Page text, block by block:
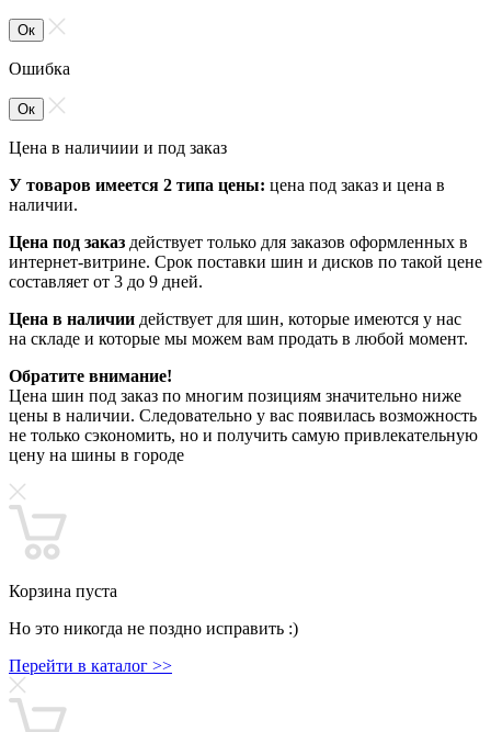
Ок
Ошибка
Ок
Цена в наличиии и под заказ
У товаров имеется 2 типа цены: цена под заказ и цена в
наличии.
Цена под заказ действует только для заказов оформленных в
интернет-витрине. Срок поставки шин и дисков по такой цене
составляет от 3 до 9 дней.
Цена в наличии действует для шин, которые имеются у нас
на складе и которые мы можем вам продать в любой момент.
Обратите внимание!
Цена шин под заказ по многим позициям значительно ниже
цены в наличии. Следовательно у вас появилась возможность
не только сэкономить, но и получить самую привлекательную
цену на шины в городе
Корзина пуста
Но это никогда не поздно исправить :)
Перейти в каталог >>